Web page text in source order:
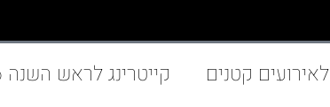
לאירועים קטנים קייטרינג לראש השנה 2026